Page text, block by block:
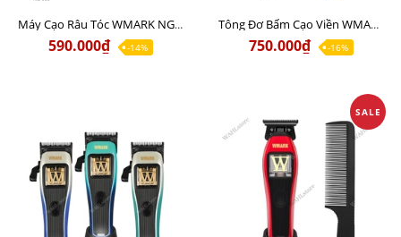
Máy Cạo Râu Tóc WMARK NG-986 Chất lượng
590.000₫ -14%
Tông Đơ Bấm Cạo Viền WMARK NG-325 Chất lượng
750.000₫ -16%
SALE